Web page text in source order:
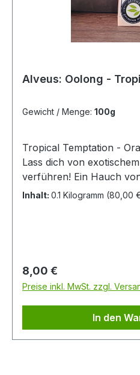
Gewicht / Menge: 100g
Tropical Temptation -
Lass dich von
verführen! Ein Hauch
perfekt für tropische
kontrolliert biologischem
15 g/l2-4 min80°C
Inhalt: 0.1 Kilogramm (80,00
Regulärer Preis:
8,00 €
Preise inkl. MwSt. zzgl.
In den